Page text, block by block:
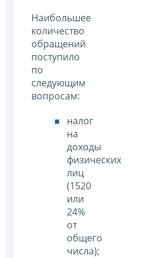
Наибольшее
количество
обращений
поступило
по
следующим
вопросам:
налог
на
доходы
физических
лиц
(1520
или
24%
от
общего
числа);